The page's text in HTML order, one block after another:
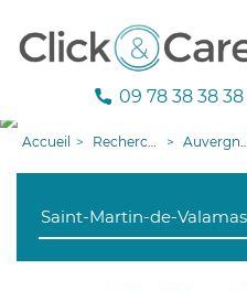
09 78 38 38 38
Accueil Recherche aide à domicile Auvergne-Rhône-Alpes